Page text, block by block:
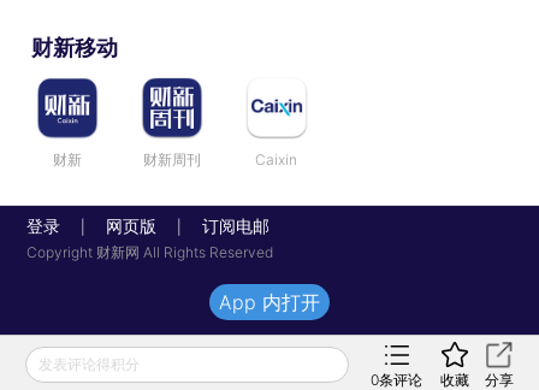
财新移动
财新 财新周刊 Caixin
登录 网页版 订阅电邮
Copyright 财新网 All Rights Reserved
发表评论得积分
0条评论 收藏 分享
App 内打开